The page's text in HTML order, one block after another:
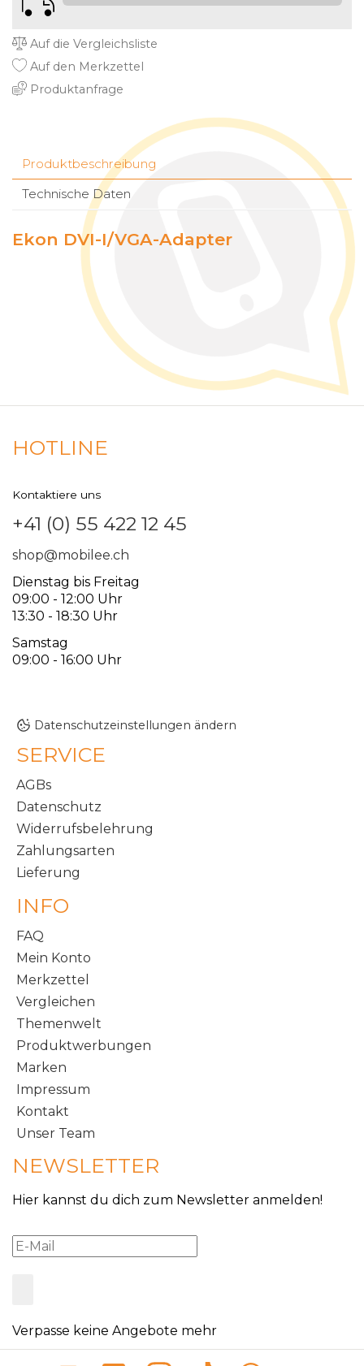
Auf die Vergleichsliste
Auf den Merkzettel
Produktanfrage
Produktbeschreibung
Technische Daten
Ekon DVI-I/VGA-Adapter
HOTLINE
Kontaktiere uns
+41 (0) 55 422 12 45
shop@mobilee.ch
Dienstag bis Freitag
09:00 - 12:00 Uhr
13:30 - 18:30 Uhr
Samstag
09:00 - 16:00 Uhr
Datenschutzeinstellungen ändern
SERVICE
AGBs
Datenschutz
Widerrufsbelehrung
Zahlungsarten
Lieferung
INFO
FAQ
Mein Konto
Merkzettel
Vergleichen
Themenwelt
Produktwerbungen
Marken
Impressum
Kontakt
Unser Team
NEWSLETTER
Hier kannst du dich zum Newsletter anmelden!
Verpasse keine Angebote mehr